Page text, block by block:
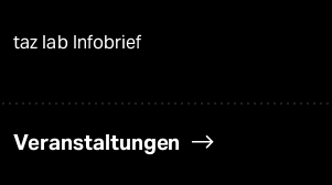
taz lab Infobrief
Veranstaltungen